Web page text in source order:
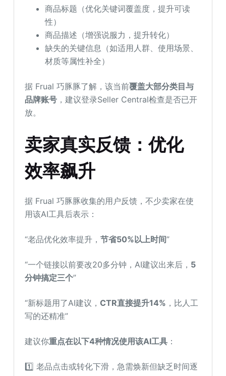
商品标题（优化关键词覆盖度，提升可读
性）
商品描述（增强说服力，提升转化）
缺失的关键信息（如适用人群、使用场景、
材质等属性补全）
据 Frual 巧豚豚了解，该当前覆盖大部分类目与
品牌账号 ，建议登录Seller Central检查是否已开
放。
卖家真实反馈：优化
效率飙升
据 Frual 巧豚豚收集的用户反馈，不少卖家在使
用该AI工具后表示：
“老品优化效率提升，节省50%以上时间”
“一个链接以前要改20多分钟，AI建议出来后， 5
分钟搞定三个”
“新标题用了AI建议， CTR直接提升14% ，比人工
写的还精准”
建议你重点在以下4种情况使用该AI工具 ：
1️⃣ 老品点击或转化下滑，急需焕新但缺乏时间逐